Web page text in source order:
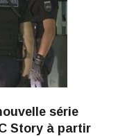
série
Story à partir